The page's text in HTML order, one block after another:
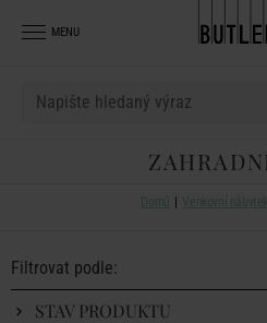
MENU
Domů Venkovní nábytek
Filtrovat podle:
STAV PRODUKTU